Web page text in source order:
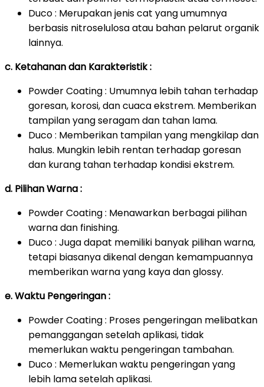
Duco : Merupakan jenis cat yang umumnya
berbasis nitroselulosa atau bahan pelarut organik
lainnya.
c. Ketahanan dan Karakteristik :
Powder Coating : Umumnya lebih tahan terhadap
goresan, korosi, dan cuaca ekstrem. Memberikan
tampilan yang seragam dan tahan lama.
Duco : Memberikan tampilan yang mengkilap dan
halus. Mungkin lebih rentan terhadap goresan
dan kurang tahan terhadap kondisi ekstrem.
d. Pilihan Warna :
Powder Coating : Menawarkan berbagai pilihan
warna dan finishing.
Duco : Juga dapat memiliki banyak pilihan warna,
tetapi biasanya dikenal dengan kemampuannya
memberikan warna yang kaya dan glossy.
e. Waktu Pengeringan :
Powder Coating : Proses pengeringan melibatkan
pemanggangan setelah aplikasi, tidak
memerlukan waktu pengeringan tambahan.
Duco : Memerlukan waktu pengeringan yang
lebih lama setelah aplikasi.